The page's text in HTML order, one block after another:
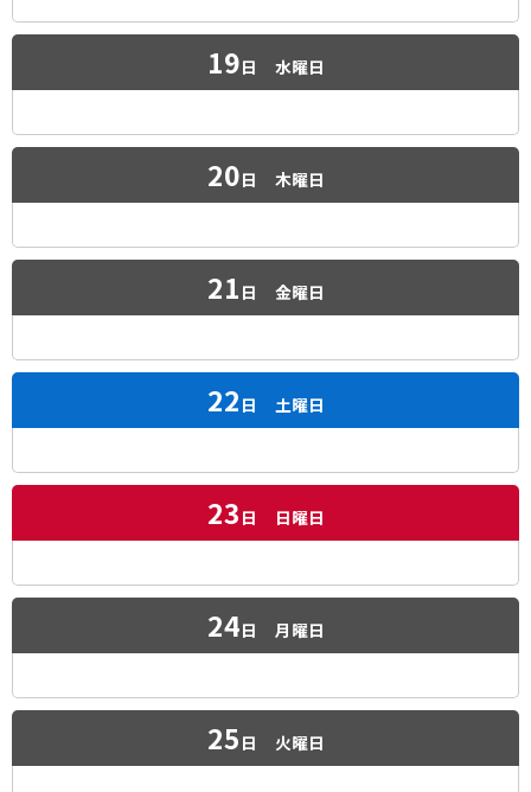
19日 水曜日
20日 木曜日
21 日 金曜日
22 日 土曜日
23 日 日曜日
24日 月曜日
25 日 火曜日